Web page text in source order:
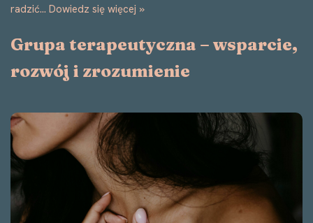
radzić… Dowiedz się więcej »
Grupa terapeutyczna – wsparcie,
rozwój i zrozumienie